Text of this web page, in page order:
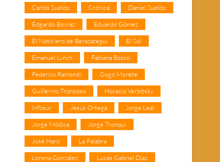
Carlos Sueldo Crónica Daniel Sueldo
Edgardo Boyraz Eduardo Gómez
El Noticiero de Berazategui El Sol
Emanuel Lynch Fabiana Bosco
Federico Ramondi Gogo Morete
Guillermo Troncoso Horacio Verbitsky
Infosur Jesús Ortega Jorge Leal
Jorge Módica Jorge Tronqui
José Haro La Palabra
Lorena González Lucas Gabriel Díaz